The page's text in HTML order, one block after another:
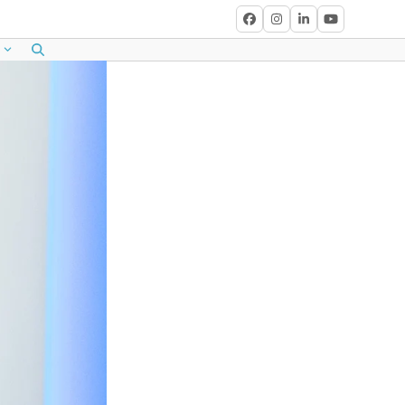
FacebookInstagram
LinkedInYouTube